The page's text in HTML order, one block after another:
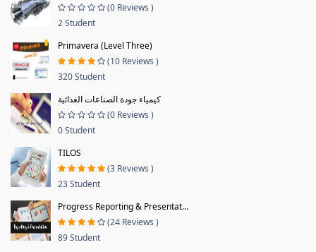
(0 Reviews )
2 Student
Primavera (Level Three)
(10 Reviews )
320 Student
كيمياء جودة الصناعات الغذائية
(0 Reviews )
0 Student
TILOS
(3 Reviews )
23 Student
Progress Reporting & Presentat...
(24 Reviews )
89 Student